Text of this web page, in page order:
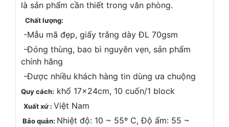
là sản phẩm cần thiết trong văn phòng.
Chất lượng:
-Mẫu mã đẹp, giấy trắng dày ĐL 70gsm
-Đóng thùng, bao bì nguyên vẹn, sản phẩm
chính hãng
-Được nhiều khách hàng tin dùng ưa chuộng
Quy cách: khổ 17x24cm, 10 cuốn/1 block
Xuất xứ : Việt Nam
Bảo quản: Nhiệt độ: 10 ~ 55º C, Độ ẩm: 55 ~